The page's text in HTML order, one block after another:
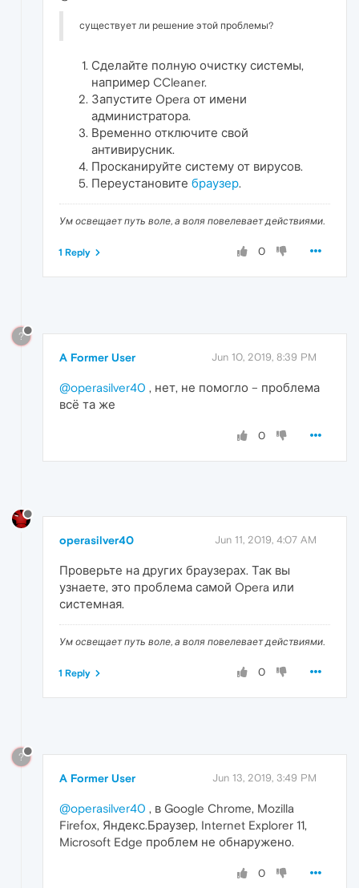
существует ли решение этой проблемы?
Сделайте полную очистку системы,
например CCleaner.
Запустите Opera от имени
администратора.
Временно отключите свой
антивирусник.
Просканируйте систему от вирусов.
Переустановите браузер.
Ум освещает путь воле, а воля повелевает действиями.
0
1 Reply
?
A Former User Jun 10, 2019, 8:39 PM
@operasilver40 , нет, не помогло – проблема
всё та же
0
operasilver40 Jun 11, 2019, 4:07 AM
Проверьте на других браузерах. Так вы
узнаете, это проблема самой Opera или
системная.
Ум освещает путь воле, а воля повелевает действиями.
0
1 Reply
?
A Former User Jun 13, 2019, 3:49 PM
@operasilver40 , в Google Chrome, Mozilla
Firefox, Яндекс.Браузер, Internet Explorer 11,
Microsoft Edge проблем не обнаружено.
0